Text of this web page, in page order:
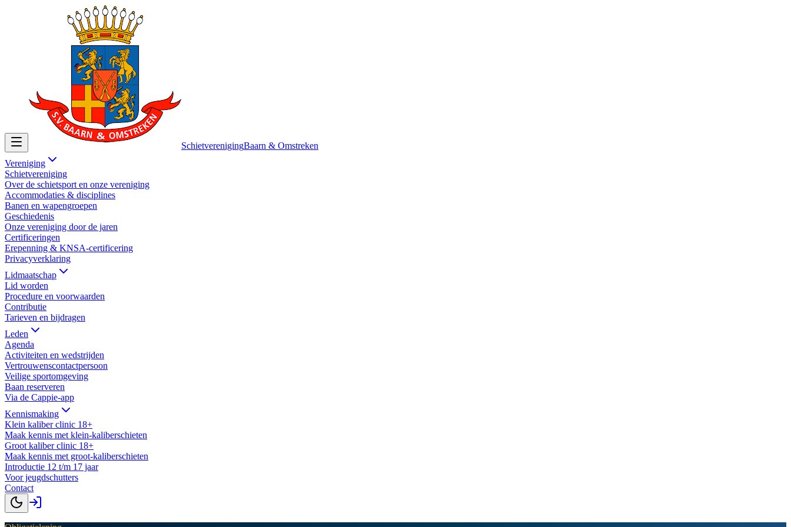
SchietverenigingBaarn & Omstreken
Vereniging
Schietvereniging
Over de schietsport en onze vereniging
Accommodaties & disciplines
Banen en wapengroepen
Geschiedenis
Onze vereniging door de jaren
Certificeringen
Erepenning & KNSA-certificering
Privacyverklaring
Lidmaatschap
Lid worden
Procedure en voorwaarden
Contributie
Tarieven en bijdragen
Leden
Agenda
Activiteiten en wedstrijden
Vertrouwenscontactpersoon
Veilige sportomgeving
Baan reserveren
Via de Cappie-app
Kennismaking
Klein kaliber clinic 18+
Maak kennis met klein-kaliberschieten
Groot kaliber clinic 18+
Maak kennis met groot-kaliberschieten
Introductie 12 t/m 17 jaar
Voor jeugdschutters
Contact